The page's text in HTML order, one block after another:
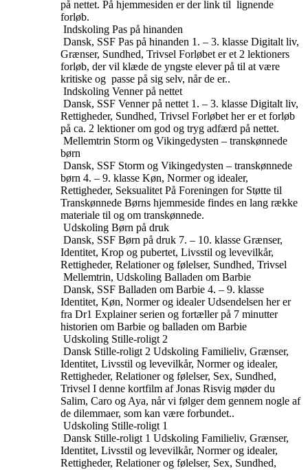
på nettet. På hjemmesiden er der link til lignende
forløb.
Indskoling Pas på hinanden
Dansk, SSF Pas på hinanden 1. – 3. klasse Digitalt liv,
Grænser, Sundhed, Trivsel Forløbet er et 2 lektioners
forløb, der vil klæde de yngste elever på til at være
kritiske og passe på sig selv, når de er..
Indskoling Venner på nettet
Dansk, SSF Venner på nettet 1. – 3. klasse Digitalt liv,
Rettigheder, Sundhed, Trivsel Forløbet her er et forløb
på ca. 2 lektioner om god og tryg adfærd på nettet.
Mellemtrin Storm og Vikingedysten – transkønnede
børn
Dansk, SSF Storm og Vikingedysten – transkønnede
børn 4. – 9. klasse Køn, Normer og idealer,
Rettigheder, Seksualitet På Foreningen for Støtte til
Transkønnede Børns hjemmeside findes en lang række
materiale til og om transkønnede.
Udskoling Børn på druk
Dansk, SSF Børn på druk 7. – 10. klasse Grænser,
Identitet, Krop og pubertet, Livsstil og levevilkår,
Rettigheder, Relationer og følelser, Sundhed, Trivsel
Mellemtrin, Udskoling Balladen om Barbie
Dansk, SSF Balladen om Barbie 4. – 9. klasse
Identitet, Køn, Normer og idealer Udsendelsen her er
fra Dr1 Explainer serien og fortæller på 7 minutter
historien om Barbie og balladen om Barbie
Udskoling Stille-roligt 2
Dansk Stille-roligt 2 Udskoling Familieliv, Grænser,
Identitet, Livsstil og levevilkår, Normer og idealer,
Rettigheder, Relationer og følelser, Sex, Sundhed,
Trivsel I denne kortfilm af Jonas Risvig møder du
Salim, Caro og Aya, når vi følger dem gennem nogle af
de dilemmaer, som kan være forbundet..
Udskoling Stille-roligt 1
Dansk Stille-roligt 1 Udskoling Familieliv, Grænser,
Identitet, Livsstil og levevilkår, Normer og idealer,
Rettigheder, Relationer og følelser, Sex, Sundhed,